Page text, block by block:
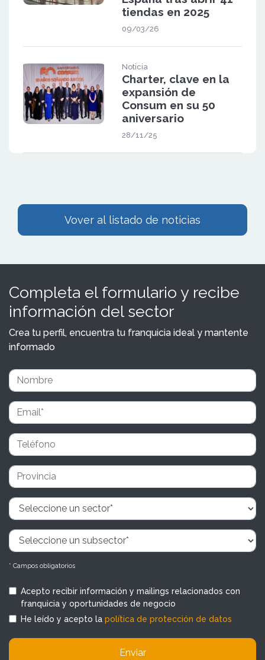
tiendas en 2025
09/03/26
Noticia
Charter, clave en la
expansión de
Consum en su 50
aniversario
28/11/25
Vover al listado de noticias
Completa el formulario y recibe
información del sector
Crea tu perfil, encuentra tu franquicia ideal y mantente
informado
* Campos obligatorios
Acepto recibir información y mailings relacionados con
franquicia y oportunidades de negocio
He leído y acepto la política de protección de datos
Enviar